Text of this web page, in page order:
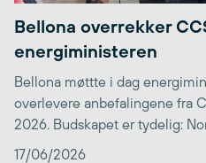
Bellona overrekker
energiministeren
Bellona møttte i dag
overlevere anbefalingene fra
2026. Budskapet er tydelig:
17/06/2026